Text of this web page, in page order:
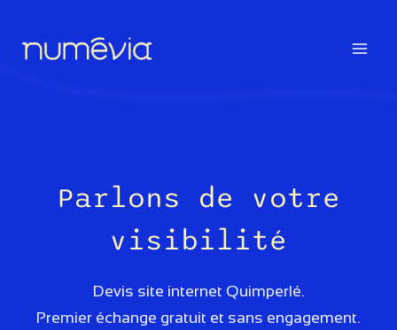
contenu
Parlons de votre
visibilité
Devis site internet Quimperlé.
Premier échange gratuit et sans engagement.